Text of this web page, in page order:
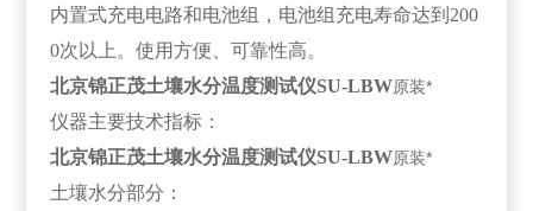
内置式充电电路和电池组，电池组充电寿命达到200
0次以上。使用方便、可靠性高。
北京锦正茂土壤水分温度测试仪SU-LBW原装*
仪器主要技术指标：
北京锦正茂土壤水分温度测试仪SU-LBW原装*
土壤水分部分：